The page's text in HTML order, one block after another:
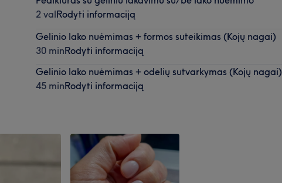
2 valRodyti informaciją
Gelinio lako nuėmimas + formos suteikimas (Kojų nagai)
30 minRodyti informaciją
Gelinio lako nuėmimas + odelių sutvarkymas (Kojų nagai)
45 minRodyti informaciją